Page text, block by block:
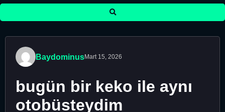
BaydominusMart 15, 2026
bugün bir keko ile aynı
otobüsteydim